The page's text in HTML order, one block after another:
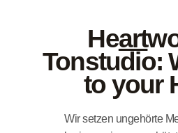
Heart
Tonstudio:
to your
Wir setzen ungehörte